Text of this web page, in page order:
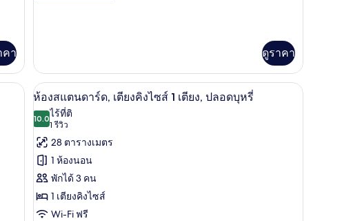
คา
ห้อง
พรีเมียม
สวี
ปลอด
บุหรี่
ดูราคา
ภัยในห้องพัก
| 1 ห้องนอน, เครื่องนอนระดับพรีเมียม, ผ้านวมขนเป็ด, ตู้นิรภัยในห้องพัก
เปิด
ภาพถ่าย
ทั้งหมด
ของ
ห้อง
สแตนดาร์ด,
เตียง
ห้องสแตนดาร์ด, เตียงคิงไซส์ 1 เตียง, ปลอดบุ
6
ห้องสแตนดาร์ด, เตียงคิงไซส์ 1 เตียง, ปลอดบุหรี่
10.010.0 จาก 10
ไร้ที่ติ
1 รีวิว
(1
รีวิว)
28 ตารางเมตร
1 ห้องนอน
พักได้ 3 คน
1 เตียงคิงไซส์
Wi-Fi ฟรี